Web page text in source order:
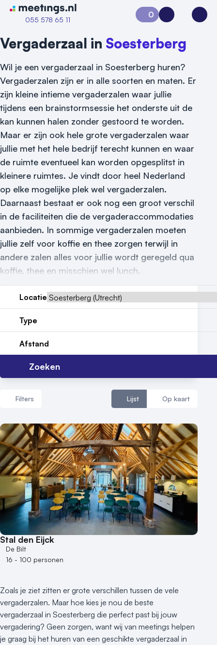
Naar home van Meetings
055 578 65 11
Vraag locatie aan
Locatiegids
Meld locatie aan
Nieuws
Reviews (5⭐️)
Contact
0
Aanvraag 0Inloggen
Vergaderzaal in Soesterberg
Wil je een vergaderzaal in Soesterberg huren?
Vergaderzalen zijn er in alle soorten en maten. Er
zijn kleine intieme vergaderzalen waar jullie
tijdens een brainstormsessie het onderste uit de
kan kunnen halen zonder gestoord te worden.
Maar er zijn ook hele grote vergaderzalen waar
jullie met het hele bedrijf terecht kunnen en waar
de ruimte eventueel kan worden opgesplitst in
kleinere ruimtes. Je vindt door heel Nederland
op elke mogelijke plek wel vergaderzalen.
Daarnaast bestaat er ook nog een groot verschil
in de faciliteiten die de vergaderaccommodaties
aanbieden. In sommige vergaderzalen moeten
jullie zelf voor koffie en thee zorgen terwijl in
andere zalen alles voor jullie wordt geregeld qua
koffie, thee en misschien wel lunch.
Locatie
Type
Afstand
Zoeken
Filters Lijst Op kaart
Aantal zalen
1 - 5 zalen
6 - 10 zalen
10 of meer zalen
Aantal personen
1 - 50 personen
50 - 100 personen
100 - 250 personen
250 - 500 personen
Buitenlocatie
Duurzame locatie
Groene locatie
Heisessie
Stal den Eijck
De Bilt
16 - 100 personen
Zoals je ziet zitten er grote verschillen tussen de vele
vergaderzalen. Maar hoe kies je nou de beste
vergaderzaal in Soesterberg die perfect past bij jouw
vergadering? Geen zorgen, want wij van meetings helpen
je graag bij het huren van een geschikte vergaderzaal in